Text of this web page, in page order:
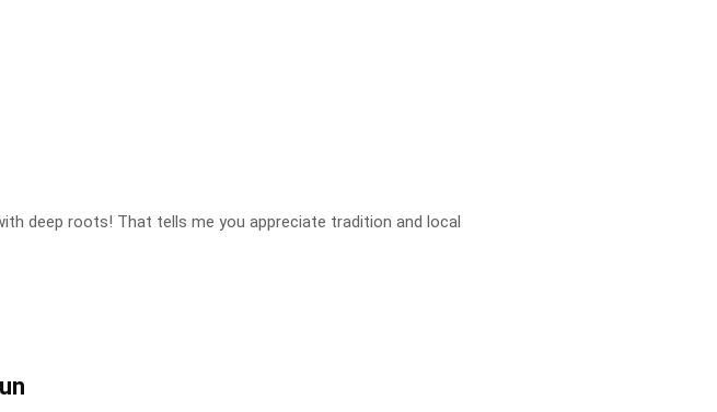
deep roots! That tells me you appreciate tradition and local